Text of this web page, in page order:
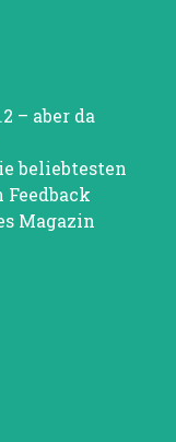
– aber da
beliebtesten
Magazin